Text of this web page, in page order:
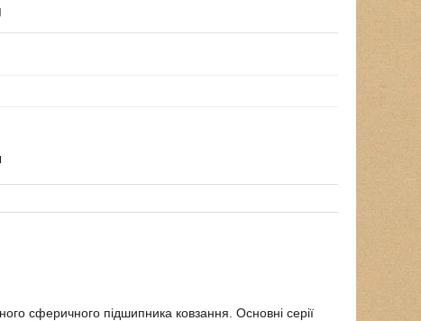
сферичного підшипника ковзання. Основні серії